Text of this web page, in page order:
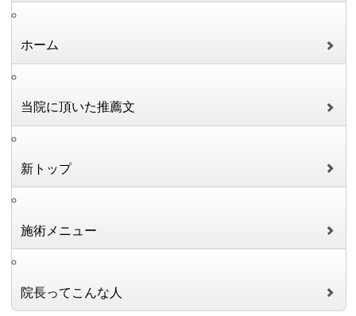
ホーム
当院に頂いた推薦文
新トップ
施術メニュー
院長ってこんな人